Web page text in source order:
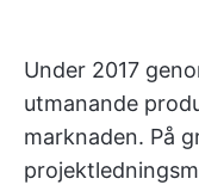
Under 2017
utmanande
marknaden. På